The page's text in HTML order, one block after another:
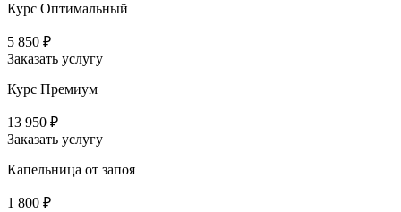
Курс Оптимальный
5 850 ₽
Заказать услугу
Курс Премиум
13 950 ₽
Заказать услугу
Капельница от запоя
1 800 ₽